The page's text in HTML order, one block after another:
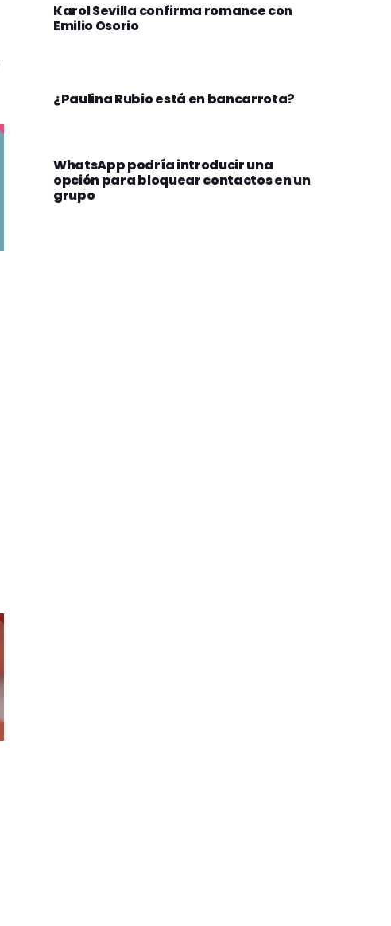
Karol Sevilla confirma romance con
Emilio Osorio
¿Paulina Rubio está en bancarrota?
WhatsApp podría introducir una
opción para bloquear contactos en un
grupo